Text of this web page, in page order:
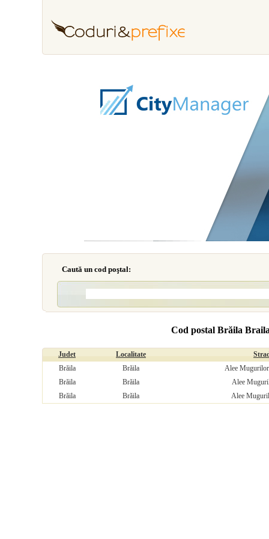
Caută un cod poştal:
Cod postal Brăila
Judet Localitate
Brăila
Brăila
Alee
Brăila
Brăila
Alee
Brăila
Brăila Alee